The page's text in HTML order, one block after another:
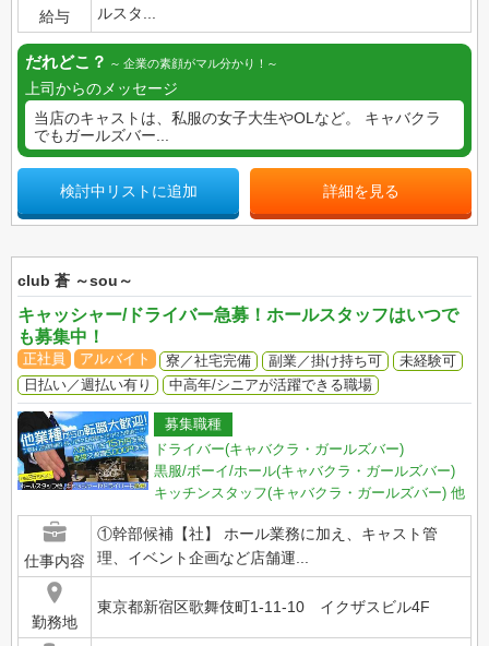
給与
ルスタ...
だれどこ？ 企業の素顔がマル分かり！
上司からのメッセージ
当店のキャストは、私服の女子大生やOLなど。 キャバクラ
でもガールズバー...
検討中リストに追加 詳細を見る
club 蒼 ～sou～
キャッシャー/ドライバー急募！ホールスタッフはいつで
も募集中！
正社員 アルバイト 寮／社宅完備 副業／掛け持ち可
未経験可
日払い／週払い有り
中高年/シニアが活躍できる職場
募集職種
ドライバー(キャバクラ・ガールズバー)
黒服/ボーイ/ホール(キャバクラ・ガールズバー)
キッチンスタッフ(キャバクラ・ガールズバー) 他
仕事内容
①幹部候補【社】 ホール業務に加え、キャスト管
理、イベント企画など店舗運...
勤務地
東京都新宿区歌舞伎町1-11-10 イクザスビル4F